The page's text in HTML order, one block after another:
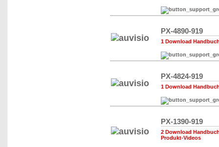
PX-4890-919
1 Download
PX-4824-919
1 Download
PX-1390-919
2 Download
Produkt-Videos